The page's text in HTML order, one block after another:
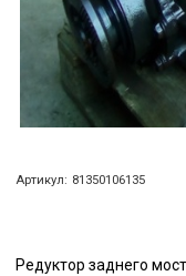
Артикул: 81350106135
Редуктор заднего